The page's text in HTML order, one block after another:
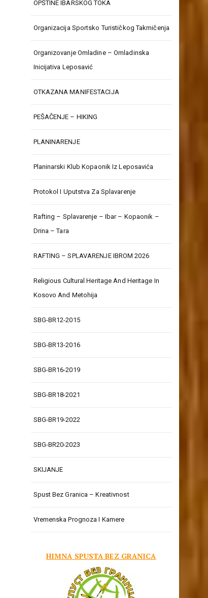
OPŠTINE IBARSKOG TOKA
Organizacija Sportsko Turističkog Takmičenja
Organizovanje Omladine – Omladinska
Inicijativa Leposavić
OTKAZANA MANIFESTACIJA
PEŠAČENJE – HIKING
PLANINARENJE
Planinarski Klub Kopaonik Iz Leposavića
Protokol I Uputstva Za Splavarenje
Rafting – Splavarenje – Ibar – Kopaonik –
Drina – Tara
RAFTING – SPLAVARENJE IBROM 2026
Religious Cultural Heritage And Heritage In
Kosovo And Metohija
SBG-BR12-2015
SBG-BR13-2016
SBG-BR16-2019
SBG-BR18-2021
SBG-BR19-2022
SBG-BR20-2023
SKIJANJE
Spust Bez Granica – Kreativnost
Vremenska Prognoza I Kamere
HIMNA SPUSTA BEZ GRANICA